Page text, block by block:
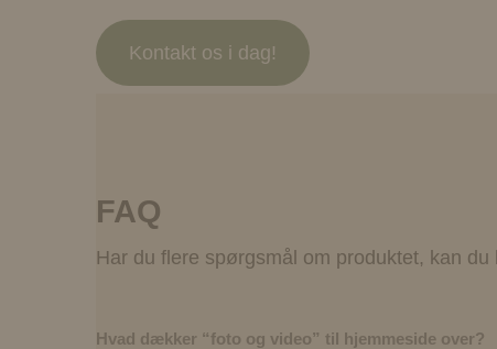
Kontakt os i dag!
FAQ
Har du flere spørgsmål om produktet, kan
Hvad dækker “foto og video” til hjemmeside over?